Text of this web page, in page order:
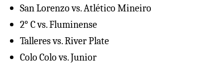
San Lorenzo vs. Atlético Mineiro
2° C vs. Fluminense
Talleres vs. River Plate
Colo Colo vs. Junior